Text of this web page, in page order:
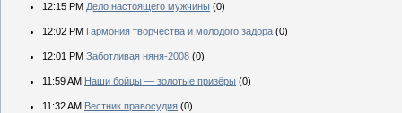
12:15 PM Дело настоящего мужчины (0)
12:02 PM Гармония творчества и молодого задора (0)
12:01 PM Заботливая няня-2008 (0)
11:59 AM Наши бойцы — золотые призёры (0)
11:32 AM Вестник правосудия (0)